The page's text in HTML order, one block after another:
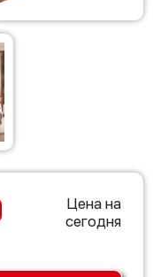
Цена на
сегодня